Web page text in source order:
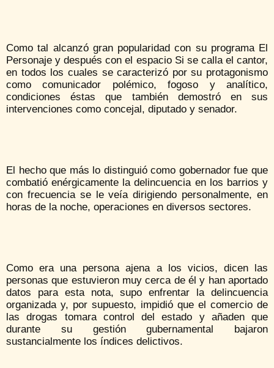
Como tal alcanzó gran popularidad con su programa El
Personaje y después con el espacio Si se calla el cantor,
en todos los cuales se caracterizó por su protagonismo
como comunicador polémico, fogoso y analítico,
condiciones éstas que también demostró en sus
intervenciones como concejal, diputado y senador.
El hecho que más lo distinguió como gobernador fue que
combatió enérgicamente la delincuencia en los barrios y
con frecuencia se le veía dirigiendo personalmente, en
horas de la noche, operaciones en diversos sectores.
Como era una persona ajena a los vicios, dicen las
personas que estuvieron muy cerca de él y han aportado
datos para esta nota, supo enfrentar la delincuencia
organizada y, por supuesto, impidió que el comercio de
las drogas tomara control del estado y añaden que
durante su gestión gubernamental bajaron
sustancialmente los índices delictivos.